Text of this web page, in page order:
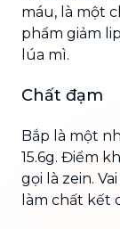
máu, là một
phẩm giảm
lúa mì.
Chất đạm
Bắp là một
15.6g. Điểm
gọi là zein.
làm chất kết